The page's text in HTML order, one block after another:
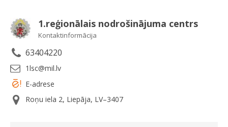
1.reģionālais nodrošinājuma centrs
Kontaktinformācija
63404220
1lsc@mil.lv
E-adrese
Roņu iela 2, Liepāja, LV–3407